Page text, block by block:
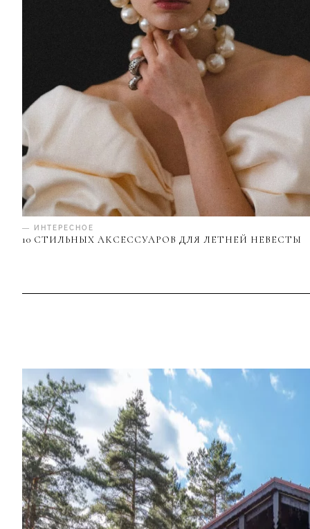
— ИНТЕРЕСНОЕ
10 СТИЛЬНЫХ АКСЕССУАРОВ ДЛЯ ЛЕТНЕЙ НЕВЕСТЫ